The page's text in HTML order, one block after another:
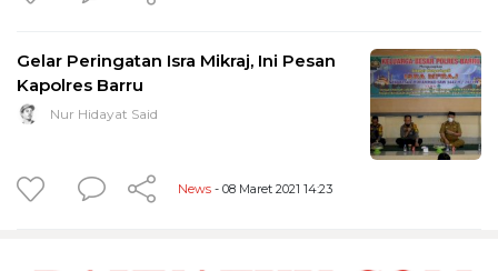
Gelar Peringatan Isra Mikraj, Ini Pesan
Kapolres Barru
Nur Hidayat Said
News - 08 Maret 2021 14:23